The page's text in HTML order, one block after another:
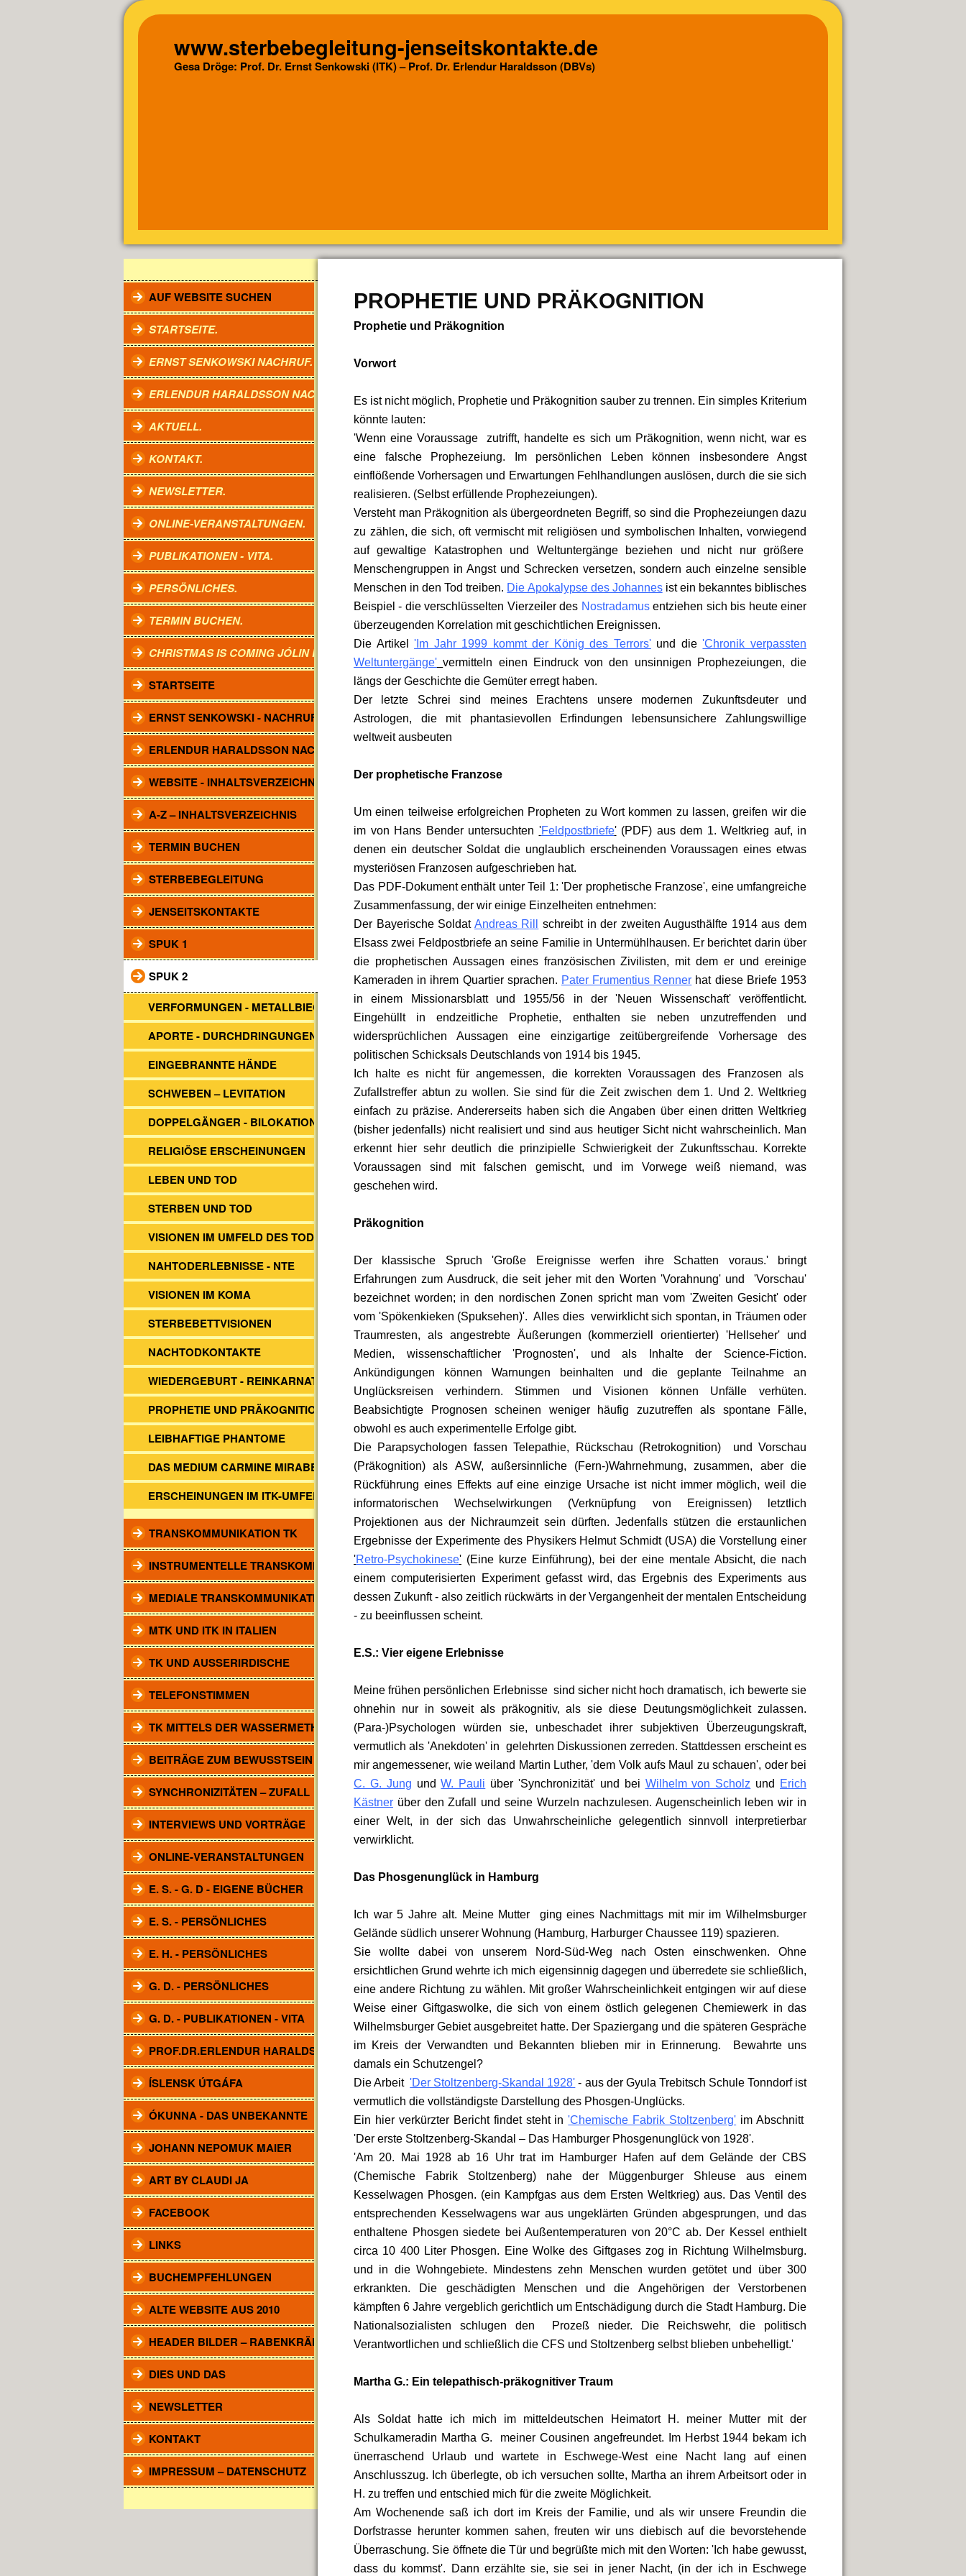
www.sterbebegleitung-jenseitskontakte.de
Gesa Dröge: Prof. Dr. Ernst Senkowski (ITK) – Prof. Dr. Erlendur Haraldsson (DBVs)
AUF WEBSITE SUCHEN
STARTSEITE.
ERNST SENKOWSKI NACHRUF.
ERLENDUR HARALDSSON NACHRUF.
AKTUELL.
KONTAKT.
NEWSLETTER.
ONLINE-VERANSTALTUNGEN.
PUBLIKATIONEN - VITA.
PERSÖNLICHES.
TERMIN BUCHEN.
CHRISTMAS IS COMING JÓLIN KOMA.
STARTSEITE
ERNST SENKOWSKI - NACHRUF
ERLENDUR HARALDSSON NACHRUF
WEBSITE - INHALTSVERZEICHNIS
A-Z – INHALTSVERZEICHNIS
TERMIN BUCHEN
STERBEBEGLEITUNG
JENSEITSKONTAKTE
SPUK 1
SPUK 2
VERFORMUNGEN - METALLBIEGEN
APORTE - DURCHDRINGUNGEN
EINGEBRANNTE HÄNDE
SCHWEBEN – LEVITATION
DOPPELGÄNGER - BILOKATION
RELIGIÖSE ERSCHEINUNGEN
LEBEN UND TOD
STERBEN UND TOD
VISIONEN IM UMFELD DES TODES
NAHTODERLEBNISSE - NTE
VISIONEN IM KOMA
STERBEBETTVISIONEN
NACHTODKONTAKTE
WIEDERGEBURT - REINKARNATION
PROPHETIE UND PRÄKOGNITION
LEIBHAFTIGE PHANTOME
DAS MEDIUM CARMINE MIRABELLI
ERSCHEINUNGEN IM ITK-UMFELD
TRANSKOMMUNIKATION TK
INSTRUMENTELLE TRANSKOMM.
MEDIALE TRANSKOMMUNIKATION
MTK UND ITK IN ITALIEN
TK UND AUSSERIRDISCHE
TELEFONSTIMMEN
TK MITTELS DER WASSERMETHODE
BEITRÄGE ZUM BEWUSSTSEIN
SYNCHRONIZITÄTEN – ZUFALL
INTERVIEWS UND VORTRÄGE
ONLINE-VERANSTALTUNGEN
E. S. - G. D - EIGENE BÜCHER
E. S. - PERSÖNLICHES
E. H. - PERSÖNLICHES
G. D. - PERSÖNLICHES
G. D. - PUBLIKATIONEN - VITA
PROF.DR.ERLENDUR HARALDSSON
ÍSLENSK ÚTGÁFA
ÓKUNNA - DAS UNBEKANNTE
JOHANN NEPOMUK MAIER
ART BY CLAUDI JA
FACEBOOK
LINKS
BUCHEMPFEHLUNGEN
ALTE WEBSITE AUS 2010
HEADER BILDER – RABENKRÄHEN
DIES UND DAS
NEWSLETTER
KONTAKT
IMPRESSUM – DATENSCHUTZ
PROPHETIE UND PRÄKOGNITION
Prophetie und Präkognition
Vorwort
Es ist nicht möglich, Prophetie und Präkognition sauber zu trennen. Ein simples Kriterium
könnte lauten:
'Wenn eine Voraussage zutrifft, handelte es sich um Präkognition, wenn nicht, war es
eine falsche Prophezeiung. Im persönlichen Leben können insbesondere Angst
einflößende Vorhersagen und Erwartungen Fehlhandlungen auslösen, durch die sie sich
realisieren. (Selbst erfüllende Prophezeiungen).
Versteht man Präkognition als übergeordneten Begriff, so sind die Prophezeiungen dazu
zu zählen, die sich, oft vermischt mit religiösen und symbolischen Inhalten, vorwiegend
auf gewaltige Katastrophen und Weltuntergänge beziehen und nicht nur größere
Menschengruppen in Angst und Schrecken versetzen, sondern auch einzelne sensible
Menschen in den Tod treiben. Die Apokalypse des Johannesist ein bekanntes biblisches
Beispiel - die verschlüsselten Vierzeiler des Nostradamusentziehen sich bis heute einer
überzeugenden Korrelation mit geschichtlichen Ereignissen.
Die Artikel'Im Jahr 1999 kommt der König des Terrors' und die'Chronik verpassten
Weltuntergänge' vermitteln einen Eindruck von den unsinnigen Prophezeiungen, die
längs der Geschichte die Gemüter erregt haben.
Der letzte Schrei sind meines Erachtens unsere modernen Zukunftsdeuter und
Astrologen, die mit phantasievollen Erfindungen lebensunsichere Zahlungswillige
weltweit ausbeuten
Der prophetische Franzose
Um einen teilweise erfolgreichen Propheten zu Wort kommen zu lassen, greifen wir die
im von Hans Bender untersuchten 'Feldpostbriefe'(PDF) aus dem 1. Weltkrieg auf, in
denen ein deutscher Soldat die unglaublich erscheinenden Voraussagen eines etwas
mysteriösen Franzosen aufgeschrieben hat.
Das PDF-Dokument enthält unter Teil 1: 'Der prophetische Franzose', eine umfangreiche
Zusammenfassung, der wir einige Einzelheiten entnehmen:
Der Bayerische Soldat Andreas Rill
schreibt in der zweiten Augusthälfte 1914 aus dem
Elsass zwei Feldpostbriefe an seine Familie in Untermühlhausen. Er berichtet darin über
die prophetischen Aussagen eines französischen Zivilisten, mit dem er und ereinige
Kameraden in ihrem Quartier sprachen. Pater Frumentius Renner hat diese Briefe 1953
in einem Missionarsblatt und 1955/56 in der 'Neuen Wissenschaft' veröffentlicht.
Eingehüllt in endzeitliche Prophetie, enthalten sie neben unzutreffenden und
widersprüchlichen Aussagen eine einzigartige zeitübergreifende Vorhersage des
politischen Schicksals Deutschlands von 1914 bis 1945.
Ich halte es nicht für angemessen, die korrekten Voraussagen des Franzosen als
Zufallstreffer abtun zu wollen. Sie sind für die Zeit zwischen dem 1. Und 2. Weltkrieg
einfach zu präzise. Andererseits haben sich die Angaben über einen dritten Weltkrieg
(bisher jedenfalls) nicht realisiert und sind aus heutiger Sicht nicht wahrscheinlich. Man
erkennt hier sehr deutlich die prinzipielle Schwierigkeit der Zukunftsschau. Korrekte
Voraussagen sind mit falschen gemischt, und im Vorwege weiß niemand, was
geschehen wird.
Präkognition
Der klassische Spruch 'Große Ereignisse werfen ihre Schatten voraus.' bringt
Erfahrungen zum Ausdruck, die seit jeher mit den Worten 'Vorahnung' und 'Vorschau'
bezeichnet worden; in den nordischen Zonen spricht man vom 'Zweiten Gesicht' oder
vom 'Spökenkieken (Spuksehen)'. Alles dies verwirklicht sich spontan, in Träumen oder
Traumresten, als angestrebte Äußerungen (kommerziell orientierter) 'Hellseher' und
Medien, wissenschaftlicher 'Prognosten', und als Inhalte der Science-Fiction.
Ankündigungen können Warnungen beinhalten und die geplante Teilnahme an
Unglücksreisen verhindern. Stimmen und Visionen können Unfälle verhüten.
Beabsichtigte Prognosen scheinen weniger häufig zuzutreffen als spontane Fälle,
obwohl es auch experimentelle Erfolge gibt.
Die Parapsychologen fassen Telepathie, Rückschau (Retrokognition) und Vorschau
(Präkognition) als ASW, außersinnliche (Fern-)Wahrnehmung, zusammen, aber
die
Rückführung eines Effekts auf eine einzige Ursache ist nicht immer möglich, weil die
informatorischen Wechselwirkungen (Verknüpfung von Ereignissen) letztlich
Projektionen aus der Nichraumzeit sein dürften. Jedenfalls stützen die erstaunlichen
Ergebnisse der Experimente des Physikers Helmut Schmidt (USA) die Vorstellung einer
'Retro-Psychokinese' (Eine kurze Einführung), bei der eine mentale Absicht, die nach
einem computerisierten Experiment gefasst wird, das Ergebnis des Experiments aus
dessen Zukunft - also zeitlich rückwärts in der Vergangenheit der mentalen Entscheidung
- zu beeinflussen scheint.
E.S.: Vier eigene Erlebnisse
Meine frühen persönlichen Erlebnisse sind sicher nicht hoch dramatisch, ich bewerte sie
ohnehin nur in soweit als präkognitiv, als sie diese Deutungsmöglichkeit zulassen.
(Para-)Psychologen würden sie, unbeschadet ihrer subjektiven Überzeugungskraft,
vermutlich als 'Anekdoten' in gelehrten Diskussionen zerreden. Stattdessen erscheint es
mir angemessener, wie weiland Martin Luther, 'dem Volk aufs Maul zu schauen', oder bei
C. G. Jung undW. Pauli über 'Synchronizität' und bei Wilhelm von Scholz und
Erich
Kästner über den Zufall und seine Wurzeln nachzulesen. Augenscheinlich leben wir in
einer Welt, in der sichdas Unwahrscheinliche gelegentlich sinnvoll interpretierbar
verwirklicht.
Das Phosgenunglück in Hamburg
Ich war 5 Jahre alt. Meine Mutter ging eines Nachmittags mit mir im Wilhelmsburger
Gelände südlich unserer Wohnung (Hamburg, Harburger Chaussee 119) spazieren.
Sie wollte dabei von unserem Nord-Süd-Weg nach Osten einschwenken. Ohne
ersichtlichen Grund wehrte ich mich eigensinnig dagegen und überredete sie schließlich,
eine andere Richtung zu wählen. Mit großer Wahrscheinlichkeit entgingen wir auf diese
Weise einer Giftgaswolke, die sich von einem östlich gelegenen Chemiewerk in das
Wilhelmsburger Gebiet ausgebreitet hatte. Der Spaziergang und die späteren Gespräche
im Kreis der Verwandten und Bekannten blieben mir in Erinnerung. Bewahrte uns
damals ein Schutzengel?
Die Arbeit'Der Stoltzenberg-Skandal 1928' - aus der Gyula Trebitsch Schule Tonndorf ist
vermutlich die vollständigste Darstellung des Phosgen-Unglücks.
Ein hier verkürzter Bericht findet steht in'Chemische Fabrik Stoltzenberg' im Abschnitt
'Der erste Stoltzenberg-Skandal – Das Hamburger Phosgenunglück von 1928'.
'Am 20. Mai 1928 ab 16 Uhr trat im Hamburger Hafen auf dem Gelände der CBS
(Chemische Fabrik Stoltzenberg) nahe der Müggenburger Shleuse aus einem
Kesselwagen Phosgen. (ein Kampfgas aus dem Ersten Weltkrieg) aus. Das Ventil des
entsprechenden Kesselwagens war aus ungeklärten Gründen abgesprungen, und das
enthaltene Phosgen siedete bei Außentemperaturen von 20°C ab. Der Kessel enthielt
circa 10 400 Liter Phosgen. Eine Wolke des Giftgases zog in Richtung Wilhelmsburg.
und in die Wohngebiete. Mindestens zehn Menschen wurden getötet und über 300
erkrankten. Die geschädigten Menschen und die Angehörigen der Verstorbenen
kämpften 6 Jahre vergeblich gerichtlich um Entschädigung durch die Stadt Hamburg. Die
Nationalsozialisten schlugen den Prozeß nieder. Die Reichswehr, die politisch
Verantwortlichen und schließlich die CFS und Stoltzenberg selbst blieben unbehelligt.'
Martha G.: Ein telepathisch-präkognitiver Traum
Als Soldat hatte ich mich im mitteldeutschen Heimatort H. meiner Mutter mit der
Schulkameradin Martha G. meiner Cousinen angefreundet. Im Herbst 1944 bekam ich
ünerraschend Urlaub und wartete in Eschwege-West eine Nacht lang auf einen
Anschlusszug. Ich überlegte, ob ich versuchen sollte, Martha an ihrem Arbeitsort oder in
H. zu treffen und entschied mich für die zweite Möglichkeit.
Am Wochenende saß ich dort im Kreis der Familie, und als wir unsere Freundin die
Dorfstrasse herunter kommen sahen, freuten wir uns diebisch auf die bevorstehende
Überraschung. Sie öffnete die Tür und begrüßte mich mit den Worten: 'Ich habe gewusst,
dass du kommst'. Dann erzählte sie, sie sei in jener Nacht, (in der ich in Eschwege